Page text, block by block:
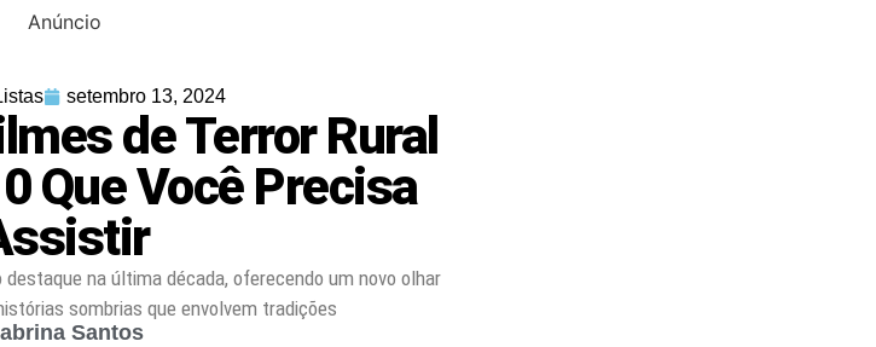
Anúncio
setembro 13, 2024
de Terror Rural
Que Você Precisa
na última década, oferecendo um novo olhar
sombrias que envolvem tradições
Santos